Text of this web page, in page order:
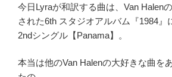
今日Lyraが和訳する曲は、Van Halen
された6th スタジオアルバム『1984』
2ndシングル【Panama】。
本当は他のVan Halenの大好きな曲を